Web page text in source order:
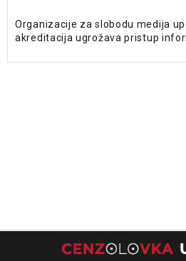
Organizacije za slobodu medija
akreditacija ugrožava pristup